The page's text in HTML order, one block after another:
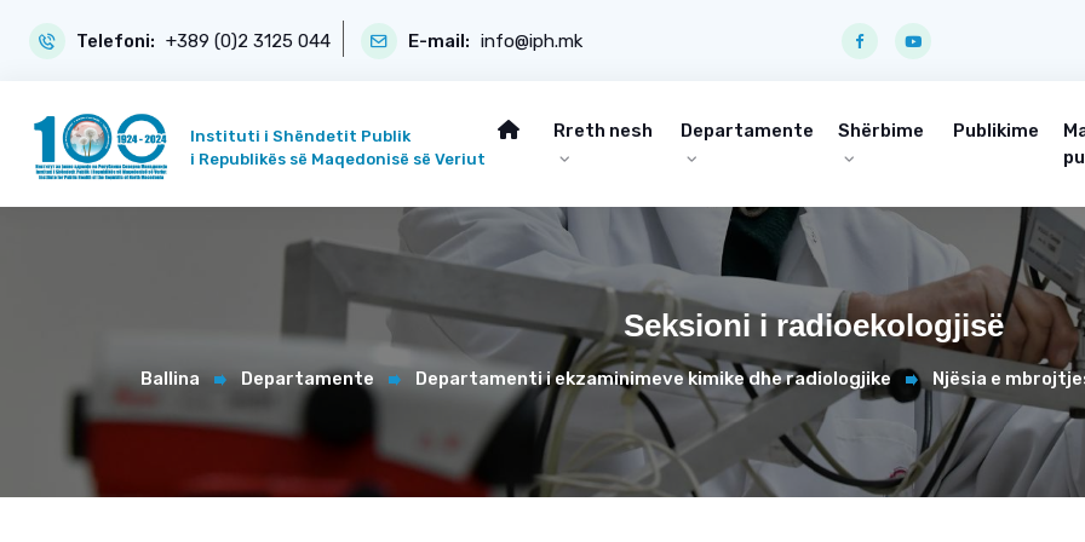
Telefoni: +389 (0)2 3125 044 E-mail: info@iph.mk
Instituti i Shëndetit Publik
i Republikës së Maqedonisë së Veriut
Rreth nesh Departamente Shërbime Publikime
Seksioni i radioekologjisë
Ballina Departamente Departamenti i ekzaminimeve kimike dhe radiologjike Njësia e